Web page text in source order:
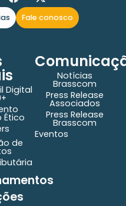
Fale conosco
Digital
Ético
de
Notícias
Brasscom
Press Release
Associados
Press Release
Brasscom
Eventos